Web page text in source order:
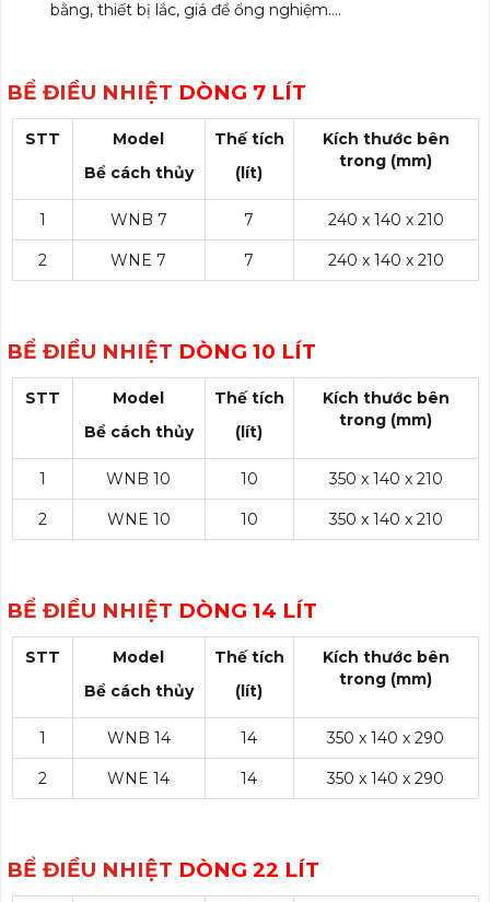
bằng, thiết bị lắc, giá để ổng nghiệm….
BỂ ĐIỀU NHIỆT DÒNG 7 LÍT
STT
Model
Bể cách thủy
Thế tích
(lít)
Kích thước bên
trong (mm)
1 WNB 7 7 240 x 140 x 210
2 WNE 7 7 240 x 140 x 210
BỂ ĐIỀU NHIỆT DÒNG 10 LÍT
STT
Model
Bể cách thủy
Thế tích
(lít)
Kích thước bên
trong (mm)
1 WNB 10 10 350 x 140 x 210
2 WNE 10 10 350 x 140 x 210
BỂ ĐIỀU NHIỆT DÒNG 14 LÍT
STT
Model
Bể cách thủy
Thế tích
(lít)
Kích thước bên
trong (mm)
1 WNB 14 14 350 x 140 x 290
2 WNE 14 14 350 x 140 x 290
BỂ ĐIỀU NHIỆT DÒNG 22 LÍT